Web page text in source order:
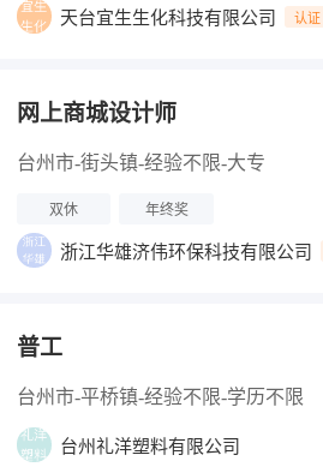
天台宜生生化科技有限公司 认证
网上商城设计师
台州市-街头镇-经验不限-大专
双休 年终奖
浙江华雄济伟环保科技有限公司
普工
台州市-平桥镇-经验不限-学历不限
台州礼洋塑料有限公司